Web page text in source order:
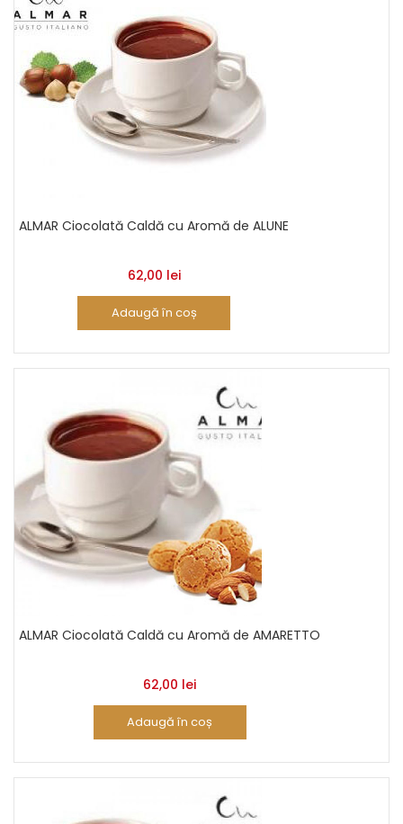
ALMAR Ciocolată Caldă cu Aromă de ALUNE
62,00 lei
Adaugă în coș
ALMAR Ciocolată Caldă cu Aromă de AMARETTO
62,00 lei
Adaugă în coș